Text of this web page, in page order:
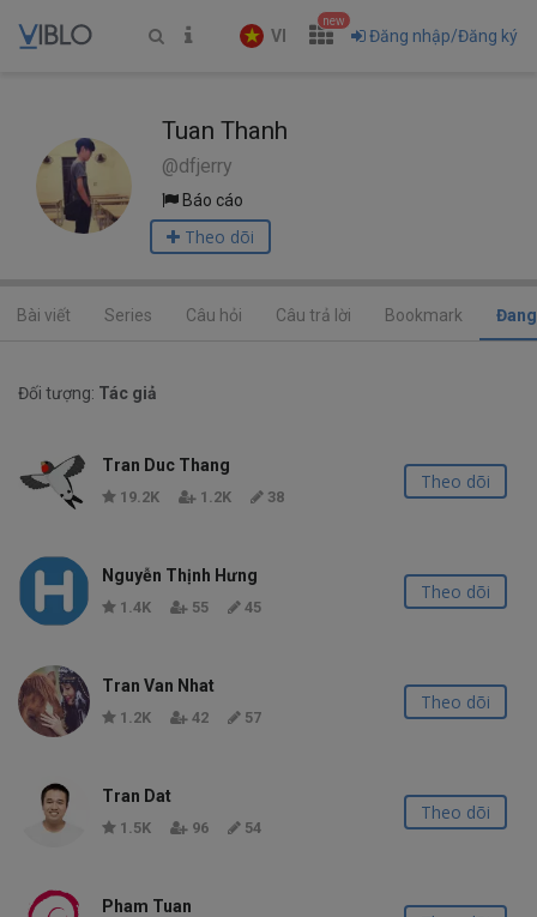
VI
new
Đăng nhập/Đăng ký
Tuan Thanh
@dfjerry
Báo cáo
Theo dõi
Bài viết Series Câu hỏi Câu trả lời Bookmark
Đối tượng: Tác giả
Tran Duc Thang
19.2K 1.2K 38
Theo dõi
Nguyễn Thịnh Hưng
1.4K 55 45
Theo dõi
Tran Van Nhat
1.2K 42 57
Theo dõi
Tran Dat
1.5K 96 54
Theo dõi
Pham Tuan